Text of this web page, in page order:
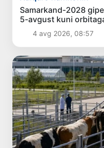
Samarkand-2028
5-avgust kuni
4 avg 2026, 08:57